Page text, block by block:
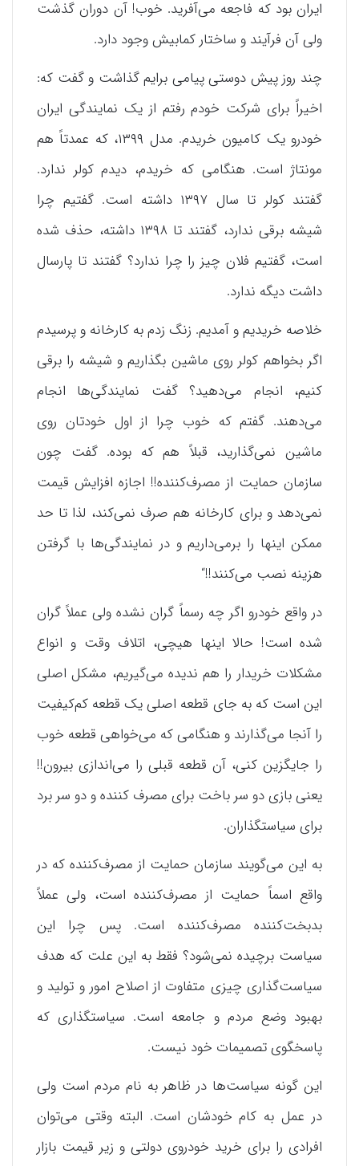
ایران بود که فاجعه می‌آفرید. خوب! آن دوران گذشت
ولی آن فرآیند و ساختار کمابیش وجود دارد.
چند روز پیش دوستی پیامی برایم گذاشت و گفت که:
اخیراً برای شرکت خودم رفتم از یک نمایندگی ایران
خودرو یک کامیون خریدم. مدل ۱۳۹۹، که عمدتاً هم
مونتاژ است. هنگامی که خریدم، دیدم کولر ندارد.
گفتند کولر تا سال ۱۳۹۷ داشته است. گفتیم چرا
شیشه برقی ندارد، گفتند تا ۱۳۹۸ داشته، حذف شده
است، گفتیم فلان چیز را چرا ندارد؟ گفتند تا پارسال
داشت دیگه ندارد.
خلاصه خریدیم و آمدیم. زنگ زدم به کارخانه و پرسیدم
اگر بخواهم کولر روی ماشین بگذاریم و شیشه را برقی
کنیم، انجام می‌دهید؟ گفت نمایندگی‌ها انجام
می‌دهند. گفتم که خوب چرا از اول خودتان روی
ماشین نمی‌گذارید، قبلاً هم که بوده. گفت چون
سازمان حمایت از مصرف‌کننده!! اجازه افزایش قیمت
نمی‌دهد و برای کارخانه هم صرف نمی‌کند، لذا تا حد
ممکن اینها را برمی‌داریم و در نمایندگی‌ها با گرفتن
هزینه نصب می‌کنند!!“
در واقع خودرو اگر چه رسماً گران نشده ولی عملاً گران
شده است! حالا اینها هیچی، اتلاف وقت و انواع
مشکلات خریدار را هم ندیده می‌گیریم، مشکل اصلی
این است که به جای قطعه اصلی یک قطعه کم‌کیفیت
را آنجا می‌گذارند و هنگامی که می‌خواهی قطعه خوب
را جایگزین کنی، آن قطعه قبلی را می‌اندازی بیرون!!
یعنی بازی دو سر باخت برای مصرف کننده و دو سر برد
برای سیاستگذاران.
به این می‌گویند سازمان حمایت از مصرف‌کننده که در
واقع اسماً حمایت از مصرف‌کننده است، ولی عملاً
بدبخت‌کننده مصرف‌کننده است. پس چرا این
سیاست برچیده نمی‌شود؟ فقط به این علت که هدف
سیاست‌گذاری چیزی متفاوت از اصلاح امور و تولید و
بهبود وضع مردم و جامعه است. سیاستگذاری که
پاسخگوی تصمیمات خود نیست.
این گونه سیاست‌ها در ظاهر به نام مردم است ولی
در عمل به کام خودشان است. البته وقتی می‌توان
افرادی را برای خرید خودروی دولتی و زیر قیمت بازار